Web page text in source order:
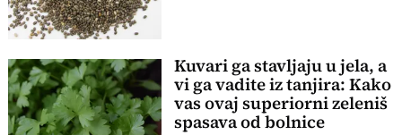
Kuvari ga stavljaju u jela, a
vi ga vadite iz tanjira: Kako
vas ovaj superiorni zeleniš
spasava od bolnice